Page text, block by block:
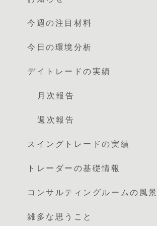
今週の注目材料
今日の環境分析
デイトレードの実績
月次報告
週次報告
スイングトレードの実績
トレーダーの基礎情報
コンサルティングルームの風景
雑多な思うこと